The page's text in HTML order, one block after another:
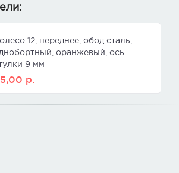
12, переднее, обод сталь,
оранжевый, ось
9 мм
р.